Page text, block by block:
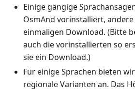
Einige gängige
OsmAnd vorinstalliert,
einmaligen Download. (Bitte
auch die vorinstallierten so
sie ein Download.)
Für einige Sprachen bieten
regionale Varianten an. Das